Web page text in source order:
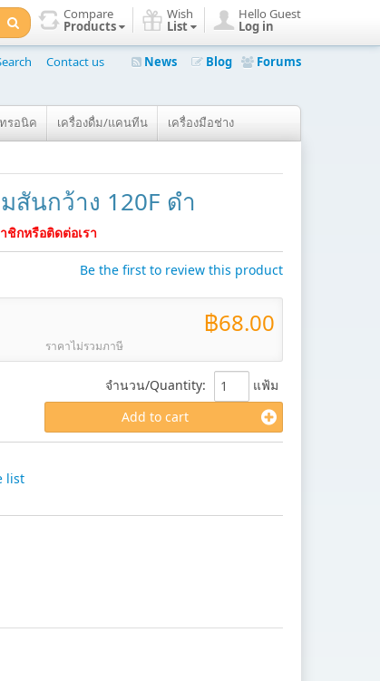
Hello Guest
Log in
Wish
List
Compare
Products
Contact us News Blog Forums
รอนิค เครื่องดื่ม/แคนทีน เครื่องมือช่าง
สันกว้าง 120F ดำ
ชิกหรือติดต่อเรา
Be the first to review this product
฿68.00
ราคาไม่รวมภาษี
จำนวน/Quantity:
แฟ้ม
Add to cart
list